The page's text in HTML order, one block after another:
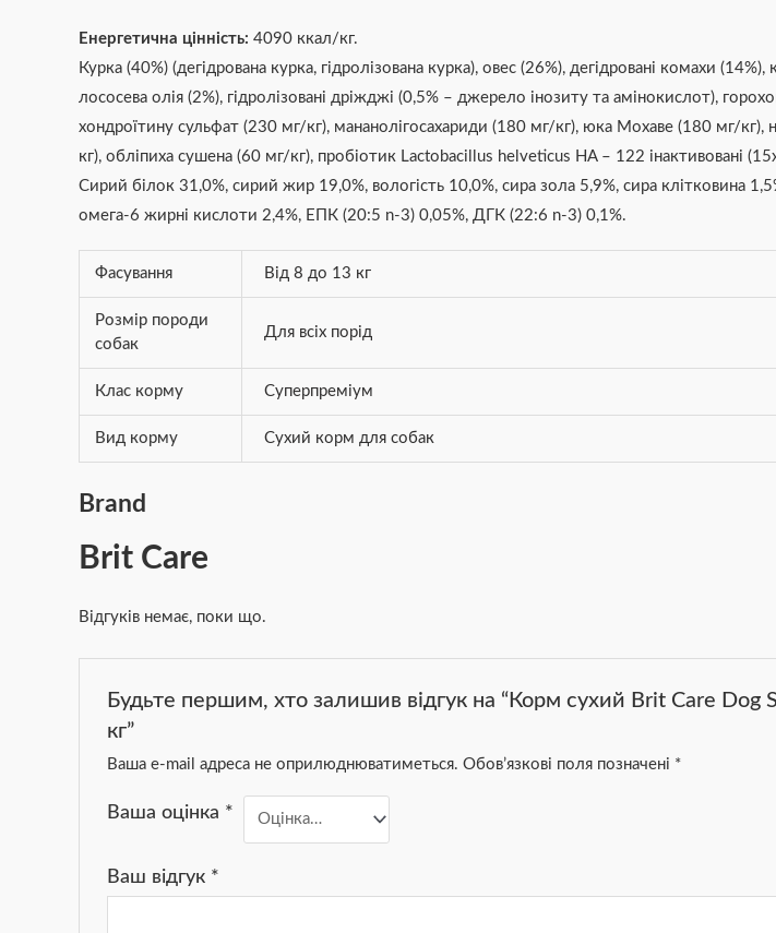
Енергетична цінність: 4090 ккал/кг.
Курка (40%) (дегідрована курка, гідролізована курка), овес (26%), дегідровані комахи
лососева олія (2%), гідролізовані дріжджі (0,5% – джерело інозиту та амінокислот),
хондроїтину сульфат (230 мг/кг), мананолігосахариди (180 мг/кг), юка Мохаве (180 мг/
кг), обліпиха сушена (60 мг/кг), пробіотик Lactobacillus helveticus HA – 122 інактивовані
Сирий білок 31,0%, сирий жир 19,0%, вологість 10,0%, сира зола 5,9%, сира клітковина
омега-6 жирні кислоти 2,4%, ЕПК (20:5 n-3) 0,05%, ДГК (22:6 n-3) 0,1%.
Фасування Від 8 до 13 кг
Розмір породи
собак
Для всіх порід
Клас корму Суперпреміум
Вид корму Сухий корм для собак
Brand
Brit Care
Відгуків немає, поки що.
Будьте першим, хто залишив відгук на “Корм сухий Brit Care
кг”
Ваша e-mail адреса не оприлюднюватиметься. Обов’язкові поля позначені *
Ваша оцінка *
Ваш відгук *